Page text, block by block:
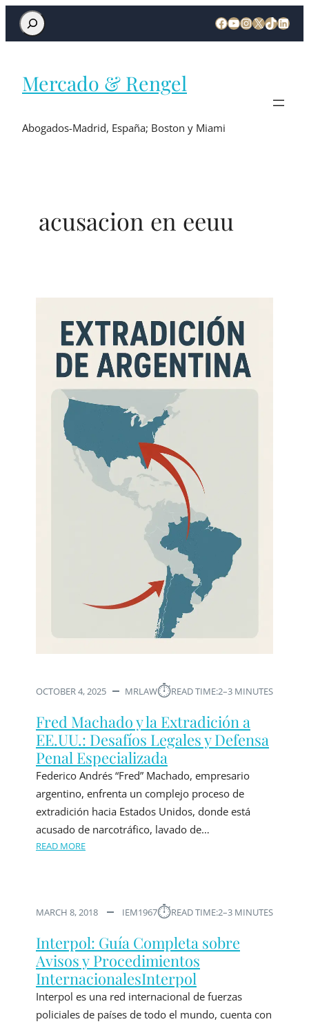
Mercado & Rengel
Abogados-Madrid, España; Boston y Miami
acusacion en eeuu
OCTOBER 4, 2025 MRLAW⏱︎READ TIME:2–3 MINUTES
Fred Machado y la Extradición a
EE.UU.: Desafíos Legales y Defensa
Penal Especializada
Federico Andrés “Fred” Machado, empresario
argentino, enfrenta un complejo proceso de
extradición hacia Estados Unidos, donde está
acusado de narcotráfico, lavado de…
READ MORE
MARCH 8, 2018 IEM1967⏱︎READ TIME:2–3 MINUTES
Interpol: Guía Completa sobre
Avisos y Procedimientos
InternacionalesInterpol
Interpol es una red internacional de fuerzas
policiales de países de todo el mundo, cuenta con